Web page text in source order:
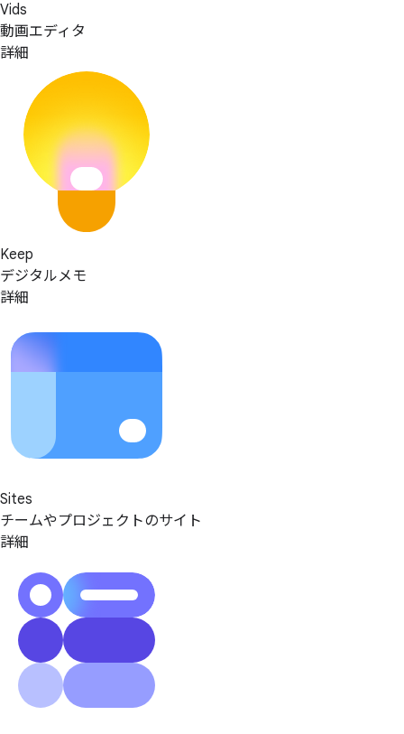
Vids
動画エディタ
詳細
Keep
デジタルメモ
詳細
Sites
チームやプロジェクトのサイト
詳細